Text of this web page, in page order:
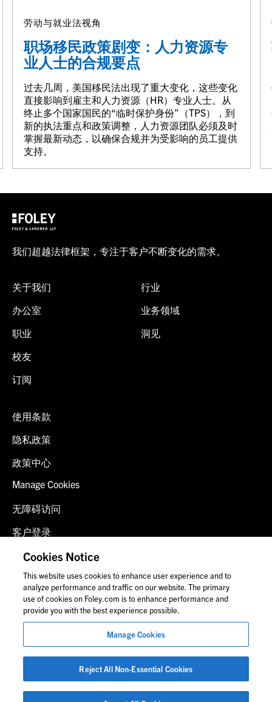
劳动与就业法视角
职场移民政策剧变：人力资源专
业人士的合规要点
过去几周，美国移民法出现了重大变化，这些变化
直接影响到雇主和人力资源（HR）专业人士。从
终止多个国家国民的“临时保护身份”（TPS），到
新的执法重点和政策调整，人力资源团队必须及时
掌握最新动态，以确保合规并为受影响的员工提供
支持。
我们超越法律框架，专注于客户不断变化的需求。
关于我们
办公室
职业
校友
订阅
行业
业务领域
洞见
使用条款
隐私政策
政策中心
Manage Cookies
无障碍访问
客户登录
诈骗预警
联系我们
© 2026 福里尔·拉德纳律师事务所
律师广告
图片中的人物可能并非福莱公司员工。
Cookies Notice
This website uses cookies to enhance user experience and to
analyze performance and traffic on our website. The primary
use of cookies on Foley.com is to enhance performance and
provide you with the best experience possible.
Manage Cookies
Reject All Non-Essential Cookies